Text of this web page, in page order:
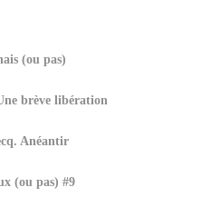
(ou pas)
brève libération
Anéantir
(ou pas) #9